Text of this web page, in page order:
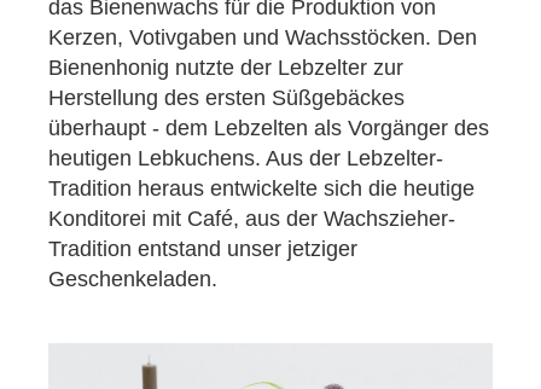
das Bienenwachs für die Produktion von
Kerzen, Votivgaben und Wachsstöcken. Den
Bienenhonig nutzte der Lebzelter zur
Herstellung des ersten Süßgebäckes
überhaupt - dem Lebzelten als Vorgänger des
heutigen Lebkuchens. Aus der Lebzelter-
Tradition heraus entwickelte sich die heutige
Konditorei mit Café, aus der Wachszieher-
Tradition entstand unser jetziger
Geschenkeladen.